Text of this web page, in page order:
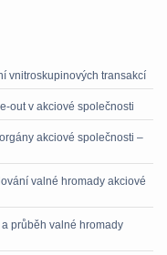
vnitroskupinových transakcí
out v akciové společnosti
akciové společnosti –
valné hromady akciové
průběh valné hromady